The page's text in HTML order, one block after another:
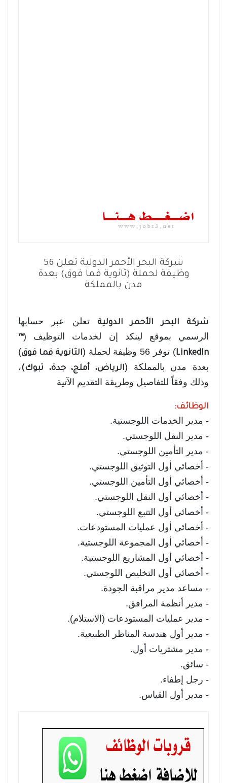
شركة البحر الأحمر الدولية تعلن 56
وظيفة لحملة (ثانوية فما فوق) بعدة
مدن بالمملكة
شركة البحر الأحمر الدولية تعلن عبر حسابها
الرسمي بموقع لينكد إن لخدمات التوظيف (™
LinkedIn) توفر 56 وظيفة لحملة ( الثانوية فما فوق)
بعدة مدن بالمملكة (الرياض، أملج، جدة، تبوك)،
وذلك وفقاً للتفاصيل وطريقة التقديم الآتية
الوظائف:
- مدير الخدمات اللوجستية.
- مدير النقل اللوجستي.
- مدير التأمين اللوجستي.
- أخصائي أول التوثيق اللوجستي.
- أخصائي أول التأمين اللوجستي.
- أخصائي أول النقل اللوجستي.
- أخصائي أول التتبع اللوجستي.
- أخصائي أول عمليات المستودعات.
- أخصائي أول المجموعة اللوجستية.
- أخصائي أول المشاريع اللوجستية.
- أخصائي أول التخليص اللوجستي.
- مساعد مدير مراقبة الجودة.
- مدير أنظمة المرافق.
- مدير عمليات المستودعات (الاستلام).
- مدير أول هندسة المناظر الطبيعية.
- مدير مشتريات أول.
- سائق.
- رجل إطفاء.
- مدير أول القياس.